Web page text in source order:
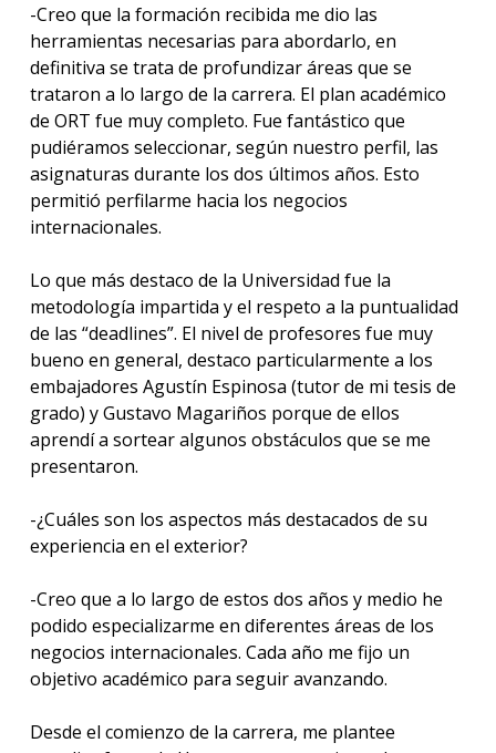
-Creo que la formación recibida me dio las
herramientas necesarias para abordarlo, en
definitiva se trata de profundizar áreas que se
trataron a lo largo de la carrera. El plan académico
de ORT fue muy completo. Fue fantástico que
pudiéramos seleccionar, según nuestro perfil, las
asignaturas durante los dos últimos años. Esto
permitió perfilarme hacia los negocios
internacionales.
Lo que más destaco de la Universidad fue la
metodología impartida y el respeto a la puntualidad
de las “deadlines”. El nivel de profesores fue muy
bueno en general, destaco particularmente a los
embajadores Agustín Espinosa (tutor de mi tesis de
grado) y Gustavo Magariños porque de ellos
aprendí a sortear algunos obstáculos que se me
presentaron.
-¿Cuáles son los aspectos más destacados de su
experiencia en el exterior?
-Creo que a lo largo de estos dos años y medio he
podido especializarme en diferentes áreas de los
negocios internacionales. Cada año me fijo un
objetivo académico para seguir avanzando.
Desde el comienzo de la carrera, me plantee